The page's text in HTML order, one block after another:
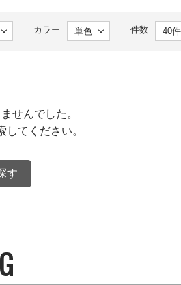
カラー 件数
せんでした。
てください。
す